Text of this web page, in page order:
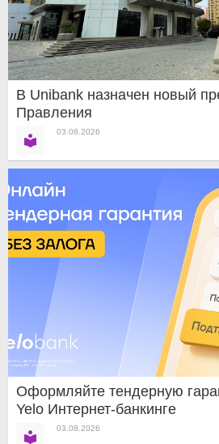
В Unibank назначен новый
Правления
03.08.2026
Оформляйте тендерную
Yelo Интернет-банкинге
03.08.2026